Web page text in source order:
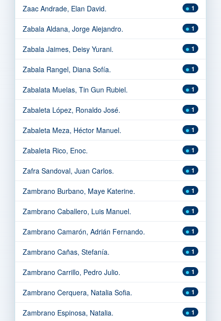
Zaac Andrade, Elan David. 1
Zabala Aldana, Jorge Alejandro. 1
Zabala Jaimes, Deisy Yurani. 1
Zabala Rangel, Diana Sofía. 1
Zabalata Muelas, Tin Gun Rubiel. 1
Zabaleta López, Ronaldo José. 1
Zabaleta Meza, Héctor Manuel. 1
Zabaleta Rico, Enoc. 1
Zafra Sandoval, Juan Carlos. 1
Zambrano Burbano, Maye Katerine. 1
Zambrano Caballero, Luis Manuel. 1
Zambrano Camarón, Adrián Fernando. 1
Zambrano Cañas, Stefanía. 1
Zambrano Carrillo, Pedro Julio. 1
Zambrano Cerquera, Natalia Sofia. 1
Zambrano Espinosa, Natalia. 1